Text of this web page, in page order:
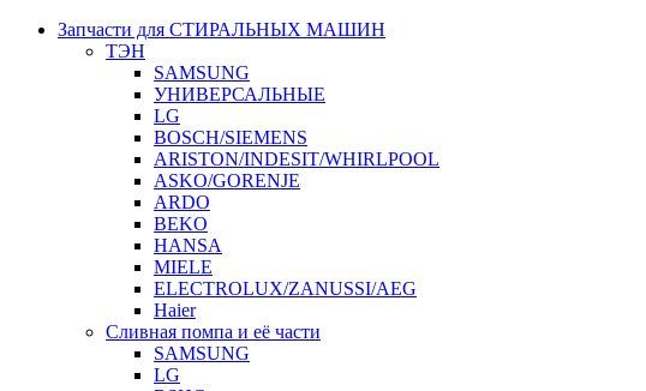
Запчасти для СТИРАЛЬНЫХ МАШИН
ТЭН
SAMSUNG
УНИВЕРСАЛЬНЫЕ
LG
BOSCH/SIEMENS
ARISTON/INDESIT/WHIRLPOOL
ASKO/GORENJE
ARDO
BEKO
HANSA
MIELE
ELECTROLUX/ZANUSSI/AEG
Haier
Сливная помпа и её части
SAMSUNG
LG